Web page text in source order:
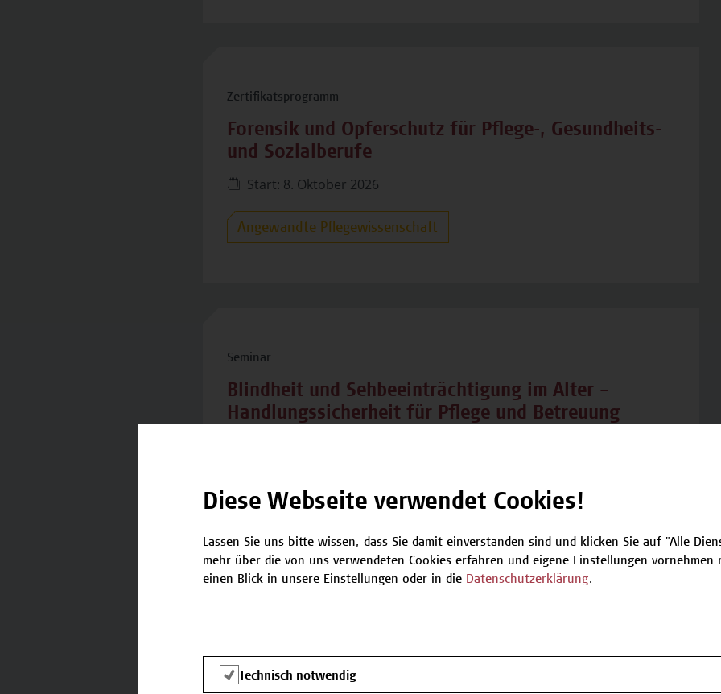
Zertifikatsprogramm
Forensik und Opferschutz für Pflege-, Gesundheits-
und Sozialberufe
Start: 8. Oktober 2026
Angewandte Pflegewissenschaft
Seminar
Blindheit und Sehbeeinträchtigung im Alter –
Handlungssicherheit für Pflege und Betreuung
Angewandte Pflegewissenschaft
Hochschuldidaktik-Konzepte, Anleitungsmodelle,
Theorie und Praxistransfer
Diese Webseite verwendet Cookies!
Lassen Sie uns bitte wissen, dass Sie damit einverstanden sind und klicken Sie auf "Alle
mehr über die von uns verwendeten Cookies erfahren und eigene Einstellungen
einen Blick in unsere Einstellungen oder in die Datenschutzerklärung.
Technisch notwendig